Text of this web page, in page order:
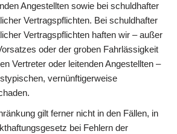
Angestellten sowie bei schuldhafter
Vertragspflichten. Bei schuldhafter
Vertragspflichten haften wir – außer
oder der groben Fahrlässigkeit
Vertreter oder leitenden Angestellten –
vernünftigerweise
gilt ferner nicht in den Fällen, in
bei Fehlern der